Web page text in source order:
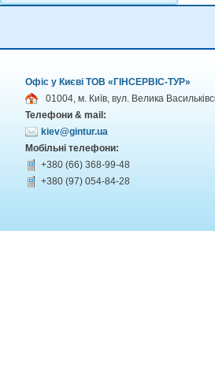
Офіс у Києві ТОВ «ГІНСЕРВІС-ТУР»
01004, м. Київ, вул. Велика
Телефони & mail:
kiev@gintur.ua
Мобільні телефони:
+380 (66) 368-99-48
+380 (97) 054-84-28